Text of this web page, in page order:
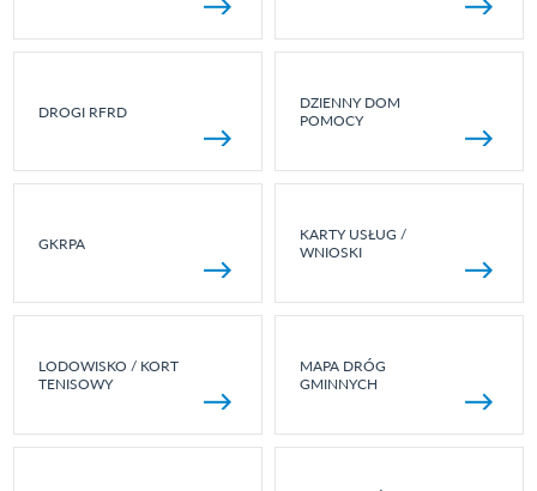
DROGI RFRD
DZIENNY DOM
POMOCY
GKRPA
KARTY USŁUG /
WNIOSKI
LODOWISKO / KORT
TENISOWY
MAPA DRÓG
GMINNYCH